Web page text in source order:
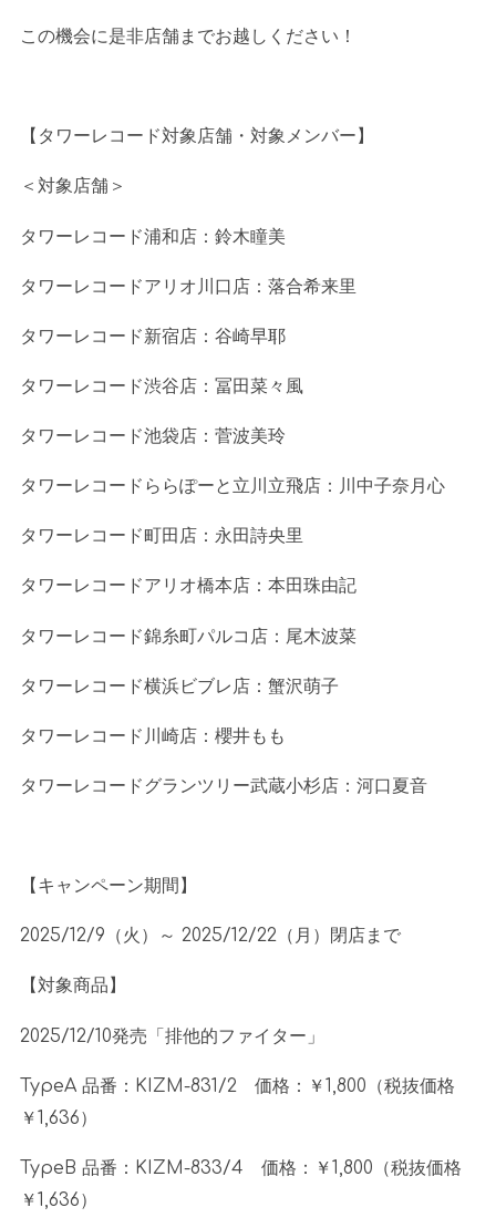
この機会に是非店舗までお越しください！
【タワーレコード対象店舗・対象メンバー】
＜対象店舗＞
タワーレコード浦和店：鈴木瞳美
タワーレコードアリオ川口店：落合希来里
タワーレコード新宿店：谷崎早耶
タワーレコード渋谷店：冨田菜々風
タワーレコード池袋店：菅波美玲
タワーレコードららぽーと立川立飛店：川中子奈月心
タワーレコード町田店：永田詩央里
タワーレコードアリオ橋本店：本田珠由記
タワーレコード錦糸町パルコ店：尾木波菜
タワーレコード横浜ビブレ店：蟹沢萌子
タワーレコード川崎店：櫻井もも
タワーレコードグランツリー武蔵小杉店：河口夏音
【キャンペーン期間】
2025/12/9（火）～ 2025/12/22（月）閉店まで
【対象商品】
2025/12/10発売「排他的ファイター」
TypeA 品番： KIZM-831/2価格：￥1,800 （税抜価格
￥1,636）
TypeB 品番： KIZM-833/4 価格：￥1,800 （税抜価格
￥1,636）